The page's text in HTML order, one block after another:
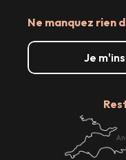
Ne manquez rien
Je